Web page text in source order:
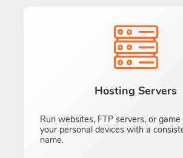
Hosting Servers
Run websites, FTP servers, or
your personal devices with a
name.